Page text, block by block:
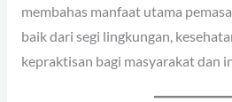
membahas manfaat utama
baik dari segi lingkungan,
kepraktisan bagi masyarakat dan